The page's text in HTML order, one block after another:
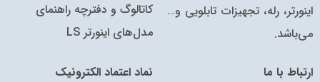
اینورتر، رله، تجهیزات تابلویی و…
می‌باشد.
کاتالوگ‌ و دفترچه راهنمای
مدل‌های اینورتر LS
ارتباط با ما
نماد اعتماد الکترونیک